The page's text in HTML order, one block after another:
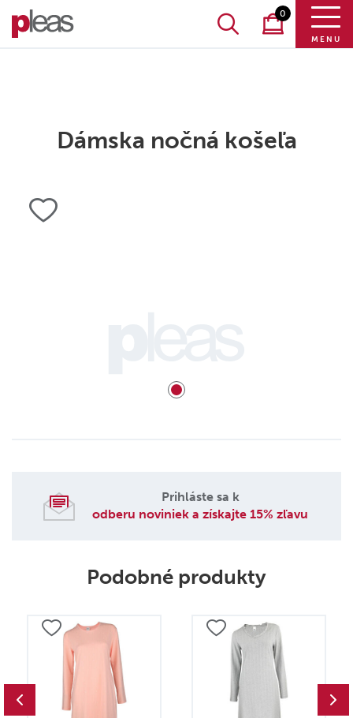
0
MENU
Dámska nočná košeľa
Prihláste sa k
odberu noviniek a získajte 15% zľavu
Podobné produkty